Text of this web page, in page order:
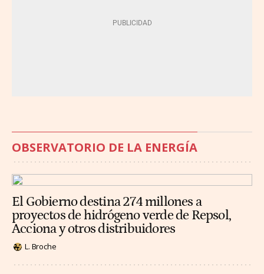
OBSERVATORIO DE LA ENERGÍA
El Gobierno destina 274 millones a
proyectos de hidrógeno verde de Repsol,
Acciona y otros distribuidores
L. Broche